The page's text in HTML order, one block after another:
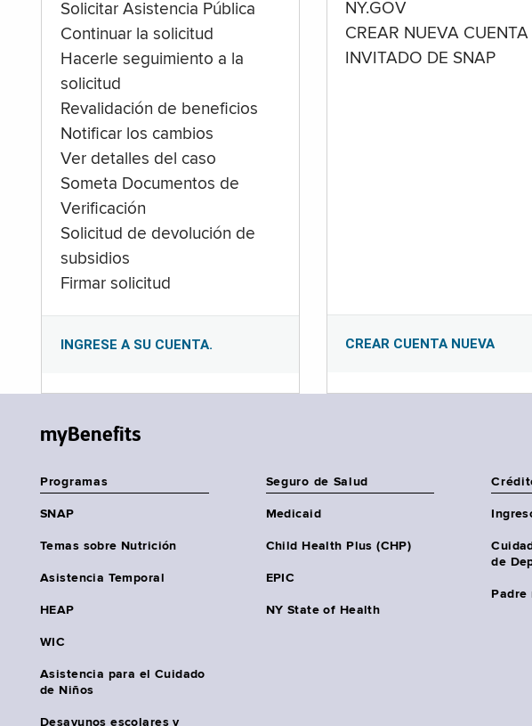
Solicitar Asistencia Pública
Continuar la solicitud
Hacerle seguimiento a la
solicitud
Revalidación de beneficios
Notificar los cambios
Ver detalles del caso
Someta Documentos de
Verificación
Solicitud de devolución de
subsidios
Firmar solicitud
INGRESE A SU CUENTA.
NY.GOV
CREAR NUEVA CUENTA
INVITADO DE SNAP
CREAR CUENTA NUEVA
myBenefits
Programas
SNAP
Temas sobre Nutrición
Asistencia Temporal
HEAP
WIC
Asistencia para el Cuidado
de Niños
Desayunos escolares y
Seguro de Salud
Medicaid
Child Health Plus (CHP)
EPIC
NY State of Health
de
Padre